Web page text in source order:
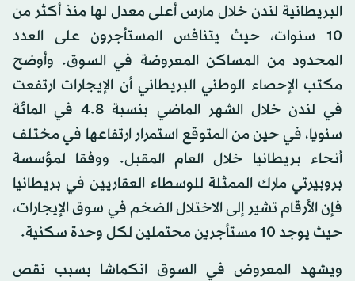
البريطانية لندن خلال مارس أعلى معدل لها منذ أكثر من
10 سنوات، حيث يتنافس المستأجرون على العدد
المحدود من المساكن المعروضة في السوق. وأوضح
مكتب الإحصاء الوطني البريطاني أن الإيجارات ارتفعت
في لندن خلال الشهر الماضي بنسبة 4.8 في المائة
سنويا، في حين من المتوقع استمرار ارتفاعها في مختلف
أنحاء بريطانيا خلال العام المقبل. ووفقا لمؤسسة
بروبيرتي مارك الممثلة للوسطاء العقاريين في بريطانيا
فإن الأرقام تشير إلى الاختلال الضخم في سوق الإيجارات،
حيث يوجد 10 مستأجرين محتملين لكل وحدة سكنية.
ويشهد المعروض في السوق انكماشا بسبب نقص